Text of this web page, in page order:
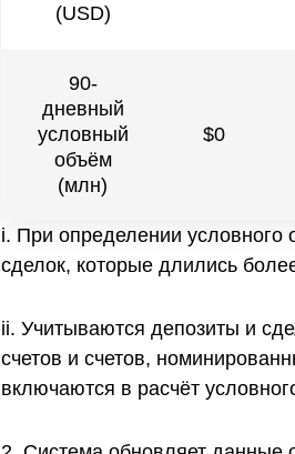
(USD)
90-
дневный
условный
объём
(млн)
$0
i. При определении условного
сделок, которые длились
ii. Учитываются депозиты и
счетов и счетов,
включаются в расчёт